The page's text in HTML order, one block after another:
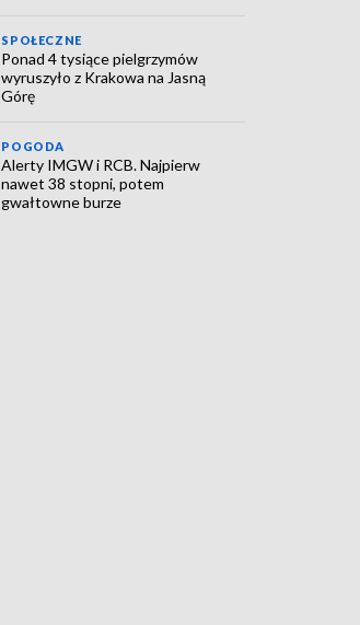
SPOŁECZNE
Ponad 4 tysiące pielgrzymów
wyruszyło z Krakowa na Jasną
Górę
POGODA
Alerty IMGW i RCB. Najpierw
nawet 38 stopni, potem
gwałtowne burze